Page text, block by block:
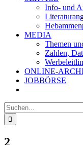
Info- und
MEDIA
Themen
Zahlen,
ONLINE-
JOBBÖRSE
Suche
nach:
2